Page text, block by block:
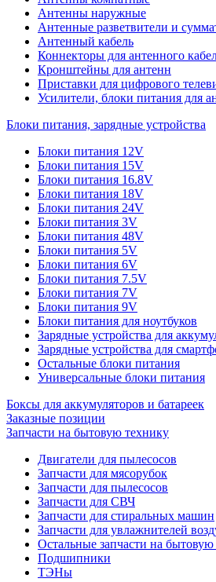
Антенны наружные
Антенные разветвители и
Антенный кабель
Коннекторы для антенного
Кронштейны для антенн
Приставки для цифрового
Усилители, блоки питания для
Блоки питания, зарядные устройства
Блоки питания 12V
Блоки питания 15V
Блоки питания 16.8V
Блоки питания 18V
Блоки питания 24V
Блоки питания 3V
Блоки питания 48V
Блоки питания 5V
Блоки питания 6V
Блоки питания 7.5V
Блоки питания 7V
Блоки питания 9V
Блоки питания для ноутбуков
Зарядные устройства для
Зарядные устройства для
Остальные блоки питания
Универсальные блоки питания
Боксы для аккумуляторов и батареек
Заказные позиции
Запчасти на бытовую технику
Двигатели для пылесосов
Запчасти для мясорубок
Запчасти для пылесосов
Запчасти для СВЧ
Запчасти для стиральных машин
Запчасти для увлажнителей
Остальные запчасти на
Подшипники
ТЭНы